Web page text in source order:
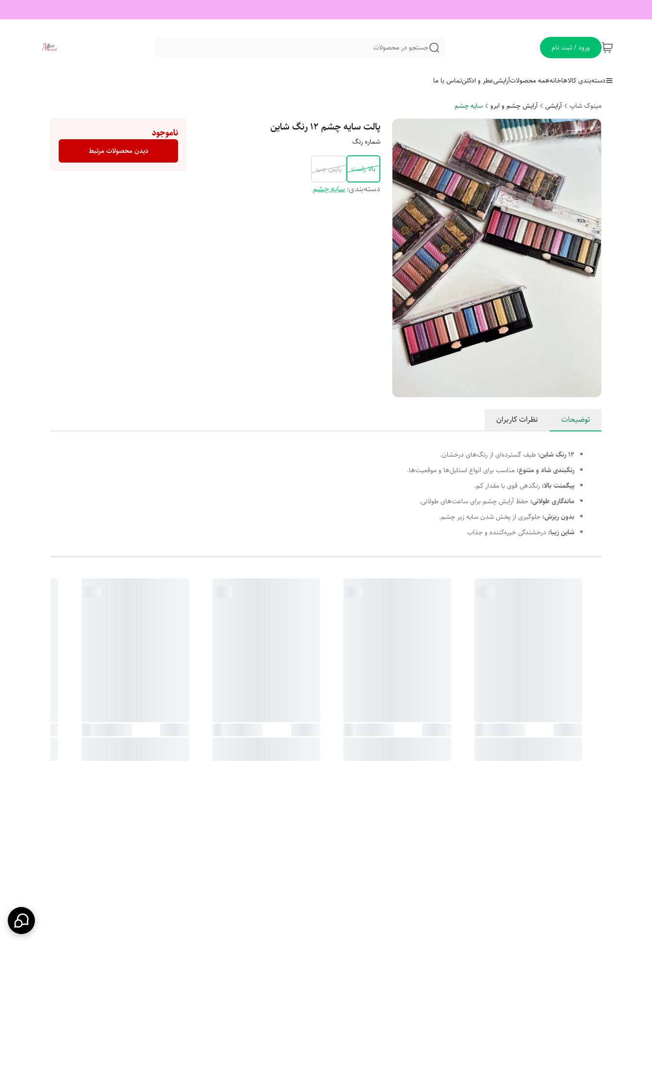
ورود / ثبت نام جستجو در محصولات
دسته‌بندی کالاهاخانههمه محصولاتآرایشیعطر و ادکلنتماس با ما
مینوک شاپ آرایشی آرایش چشم و ابرو سایه چشم
پالت سایه چشم 12 رنگ شاین
شماره رنگ
بالا راست پایین چپ
دسته‌بندی:سایه چشم
ناموجود
دیدن محصولات مرتبط
توضیحات نظرات کاربران
12 رنگ شاین:
طیف گسترده‌ای از رنگ‌های درخشان.
رنگبندی شاد و متنوع:مناسب برای انواع استایل‌ها و موقعیت‌ها.
پیگمنت بالا:رنگدهی قوی با مقدار کم.
ماندگاری طولانی:حفظ آرایش چشم برای ساعت‌های طولانی.
بدون ریزش:جلوگیری از پخش شدن سایه زیر چشم.
شاین زیبا:درخشندگی خیره‌کننده و جذاب